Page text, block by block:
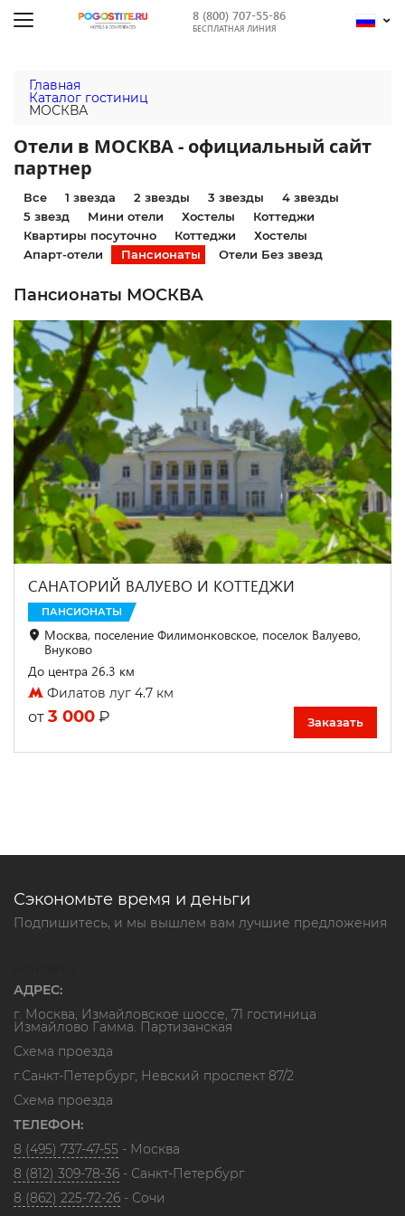
8 (800) 707-55-86
БЕСПЛАТНАЯ ЛИНИЯ
Главная
Каталог гостиниц
МОСКВА
Отели в МОСКВА - официальный сайт
партнер
Все 1 звезда 2 звезды 3 звезды
4 звезды
5 звезд
Мини отели Хостелы
Коттеджи
Квартиры посуточно
Коттеджи
Хостелы
Апарт-отели
Пансионаты Отели Без звезд
Пансионаты МОСКВА
САНАТОРИЙ ВАЛУЕВО И КОТТЕДЖИ
ПАНСИОНАТЫ
Москва, поселение Филимонковское, поселок Валуево,
Внуково
До центра 26.3 км
Филатов луг 4.7 км
от 3 000 ₽ Заказать
Сэкономьте время и деньги
Подпишитесь, и мы вышлем вам лучшие предложения
АДРЕС:
г. Москва, Измайловское шоссе, 71 гостиница
Измайлово Гамма. Партизанская
Схема проезда
г.Санкт-Петербург, Невский проспект 87/2
Схема проезда
ТЕЛЕФОН:
8 (495) 737-47-55 - Москва
8 (812) 309-78-36 - Санкт-Петербург
8 (862) 225-72-26 - Сочи